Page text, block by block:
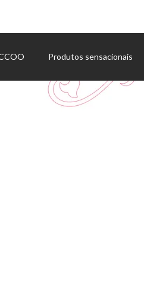
Produtos sensacionais